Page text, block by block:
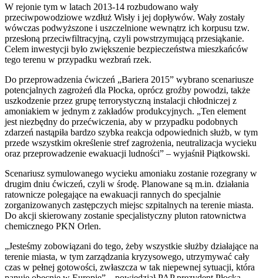
W rejonie tym w latach 2013-14 rozbudowano wały
przeciwpowodziowe wzdłuż Wisły i jej dopływów. Wały zostały
wówczas podwyższone i uszczelnione wewnątrz ich korpusu tzw.
przesłoną przeciwfiltracyjną, czyli powstrzymującą przesiąkanie.
Celem inwestycji było zwiększenie bezpieczeństwa mieszkańców
tego terenu w przypadku wezbrań rzek.
Do przeprowadzenia ćwiczeń „Bariera 2015” wybrano scenariusze
potencjalnych zagrożeń dla Płocka, oprócz groźby powodzi, także
uszkodzenie przez grupę terrorystyczną instalacji chłodniczej z
amoniakiem w jednym z zakładów produkcyjnych. „Ten element
jest niezbędny do przećwiczenia, aby w przypadku podobnych
zdarzeń nastąpiła bardzo szybka reakcja odpowiednich służb, w tym
przede wszystkim określenie stref zagrożenia, neutralizacja wycieku
oraz przeprowadzenie ewakuacji ludności” – wyjaśnił Piątkowski.
Scenariusz symulowanego wycieku amoniaku zostanie rozegrany w
drugim dniu ćwiczeń, czyli w środę. Planowane są m.in. działania
ratownicze polegające na ewakuacji rannych do specjalnie
zorganizowanych zastępczych miejsc szpitalnych na terenie miasta.
Do akcji skierowany zostanie specjalistyczny pluton ratownictwa
chemicznego PKN Orlen.
„Jesteśmy zobowiązani do tego, żeby wszystkie służby działające na
terenie miasta, w tym zarządzania kryzysowego, utrzymywać cały
czas w pełnej gotowości, zwłaszcza w tak niepewnej sytuacji, która